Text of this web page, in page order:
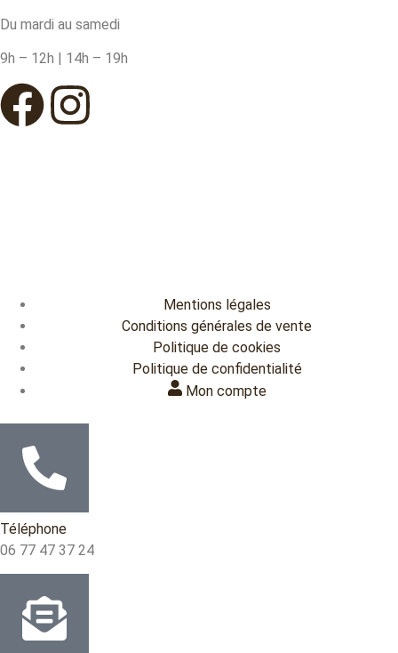
Du mardi au samedi
9h – 12h | 14h – 19h
Mentions légales
Conditions générales de vente
Politique de cookies
Politique de confidentialité
Mon compte
Téléphone
06 77 47 37 24